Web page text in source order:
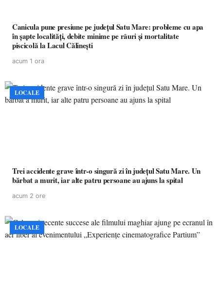
Canicula pune presiune pe județul Satu Mare: probleme cu apa
în șapte localități, debite minime pe râuri și mortalitate
piscicolă la Lacul Călinești
acum 1 ora
LOCALE
Trei accidente grave într-o singură zi în județul Satu Mare. Un
bărbat a murit, iar alte patru persoane au ajuns la spital
acum 2 ore
LOCALE